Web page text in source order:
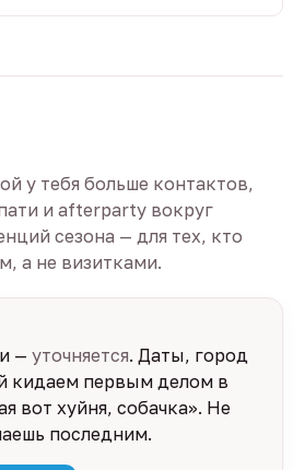
у тебя больше контактов,
и afterparty вокруг
сезона — для тех, кто
а не визитками.
— уточняется. Даты, город
кидаем первым делом в
вот хуйня, собачка». Не
последним.